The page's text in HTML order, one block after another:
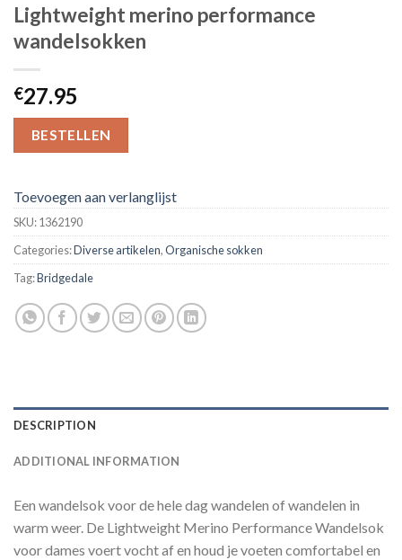
Lightweight merino performance
wandelsokken
€27.95
BESTELLEN
Toevoegen aan verlanglijst
SKU:1362190
Categories:Diverse artikelen,Organische sokken
Tag:Bridgedale
DESCRIPTION
ADDITIONAL INFORMATION
Een wandelsok voor de hele dag wandelen of wandelen in
warm weer. De Lightweight Merino Performance Wandelsok
voor dames voert vocht af en houd je voeten comfortabel en